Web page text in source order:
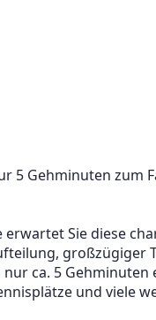
5 Gehminuten zum
erwartet Sie diese
großzügiger
ca. 5
und viele